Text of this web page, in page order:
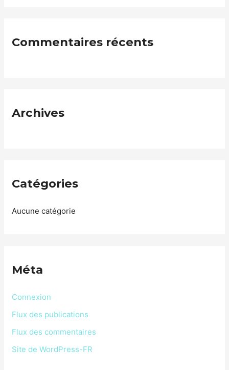
Commentaires récents
Archives
Catégories
Aucune catégorie
Méta
Connexion
Flux des publications
Flux des commentaires
Site de WordPress-FR